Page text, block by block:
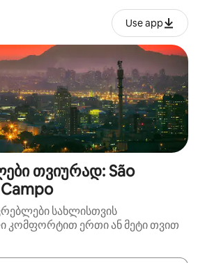
Use app
თვიურად: São
სახლისთვის
კომფორტით ერთი ან მეტი თვით